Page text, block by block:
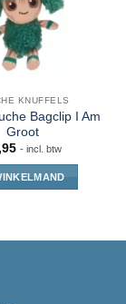
KNUFFELS
Bagclip I Am
Groot
- incl. btw